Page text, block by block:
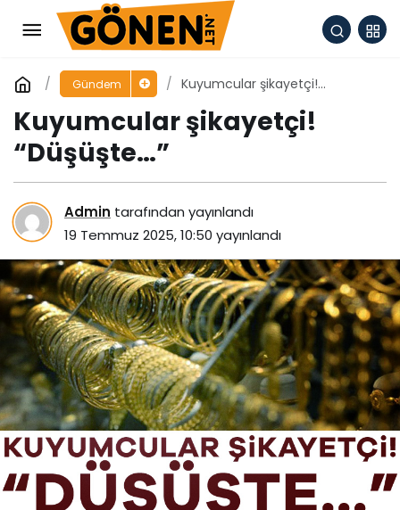
Gündem
Kuyumcular şikayetçi!
Kuyumcular şikayetçi!
“Düşüşte…”
Admin tarafından yayınlandı
19 Temmuz 2025, 10:50 yayınlandı